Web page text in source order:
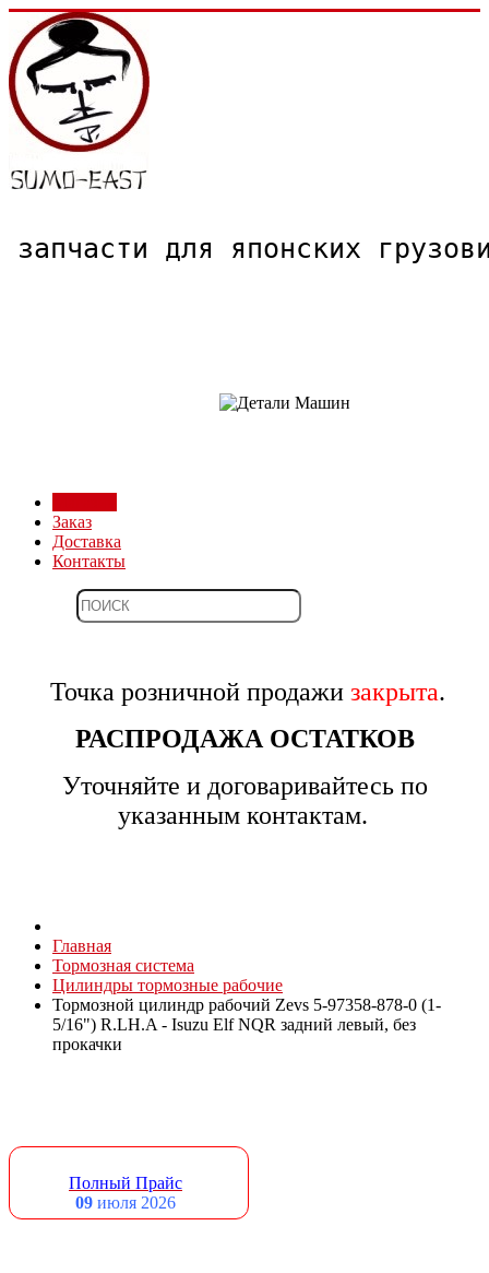
запчасти для японских
Заказ
Доставка
Контакты
Точка розничной продажи закрыта.
РАСПРОДАЖА ОСТАТКОВ
Уточняйте и договаривайтесь по
указанным контактам.
Главная
Тормозная система
Цилиндры тормозные рабочие
Тормозной цилиндр рабочий Zevs 5-97358-878-0 (1-
5/16") R.LH.A - Isuzu Elf NQR задний левый, без
прокачки
Полный Прайс
09 июля 2026